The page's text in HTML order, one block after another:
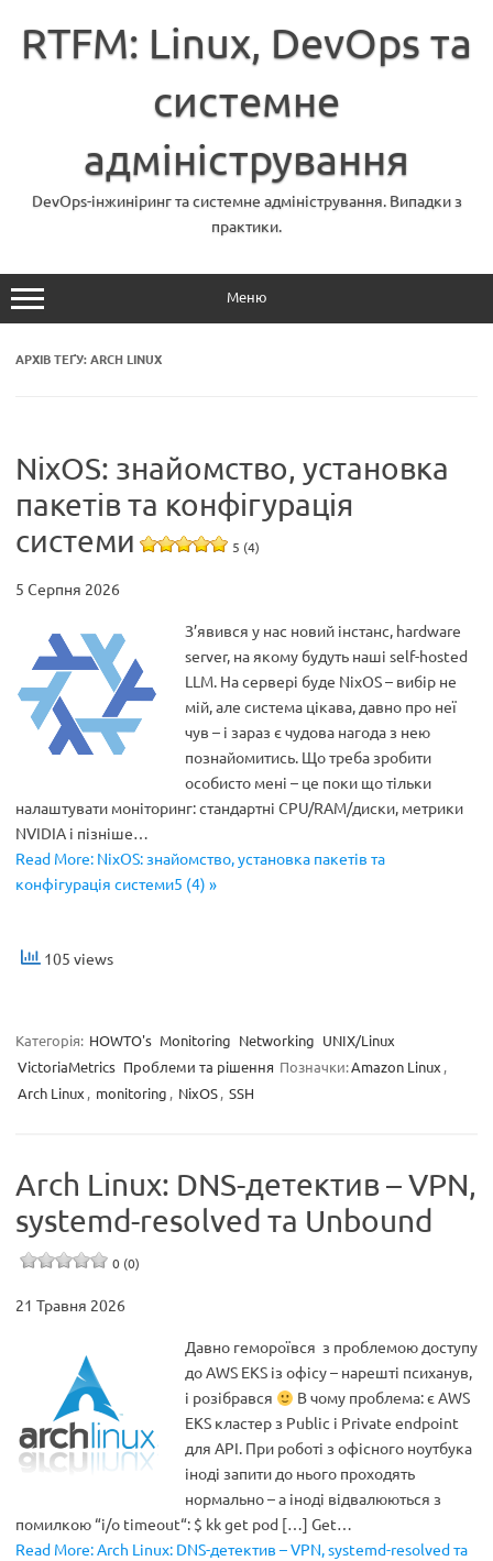
вмістуRTFM: Linux, DevOps та
системне
адміністрування
DevOps-інжиніринг та системне адміністрування. Випадки з
практики.
Меню
АРХІВ ТЕҐУ:ARCH LINUX
NixOS: знайомство, установка
пакетів та конфігурація
системи
5 (4)
5 Серпня 2026
З’явився у нас новий інстанс, hardware
server, на якому будуть наші self-hosted
LLM. На сервері буде NixOS – вибір не
мій, але система цікава, давно про неї
чув – і зараз є чудова нагода з нею
познайомитись. Що треба зробити
особисто мені – це поки що тільки
налаштувати моніторинг: стандартні CPU/RAM/диски, метрики
NVIDIA і пізніше…
Read More: NixOS: знайомство, установка пакетів та
конфігурація системи5 (4) »
105 views
Категорія: HOWTO's Monitoring Networking UNIX/Linux
VictoriaMetrics Проблеми та рішення Позначки:Amazon Linux ,
Arch Linux , monitoring , NixOS, SSH
Arch Linux: DNS-детектив – VPN,
systemd-resolved та Unbound
0 (0)
21 Травня 2026
Давно гемороївся з проблемою доступу
до AWS EKS із офісу – нарешті психанув,
і розібрався
В чому проблема: є AWS
EKS кластер з Public і Private endpoint
для API. При роботі з офісного ноутбука
іноді запити до нього проходять
нормально – а іноді відвалюються з
помилкою “i/o timeout“: $ kk get pod […] Get…
Read More: Arch Linux: DNS-детектив – VPN, systemd-resolved та